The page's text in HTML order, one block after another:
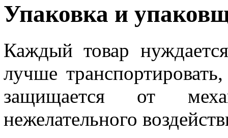
Упаковка и
Каждый товар
лучше
защищается от
нежелательного